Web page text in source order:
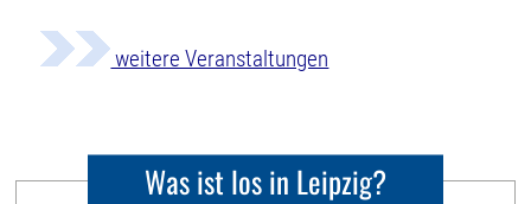
weitere Veranstaltungen
Was ist los in Leipzig?